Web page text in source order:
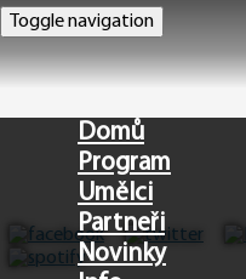
Toggle navigation
Domů
Program
Umělci
Partneři
Novinky